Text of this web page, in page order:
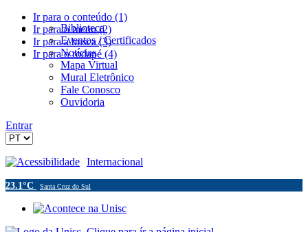
Ir para o conteúdo (1)
Ir para o menu (2)
Ir para a busca (3)
Ir para o rodapé (4)
Biblioteca
Eventos / Certificados
Notícias
Mapa Virtual
Mural Eletrônico
Fale Conosco
Ouvidoria
Entrar
Acessibilidade Internacional
23.1°C Santa Cruz do Sul